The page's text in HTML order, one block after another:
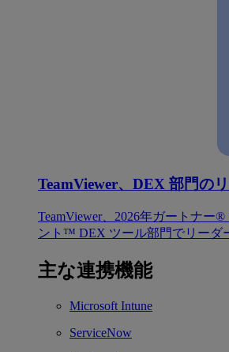
TeamViewer、DEX 部門の
TeamViewer、2026年ガートナー
ント™ DEX ツール部門でリーダ
主な連携機能
Microsoft Intune
ServiceNow